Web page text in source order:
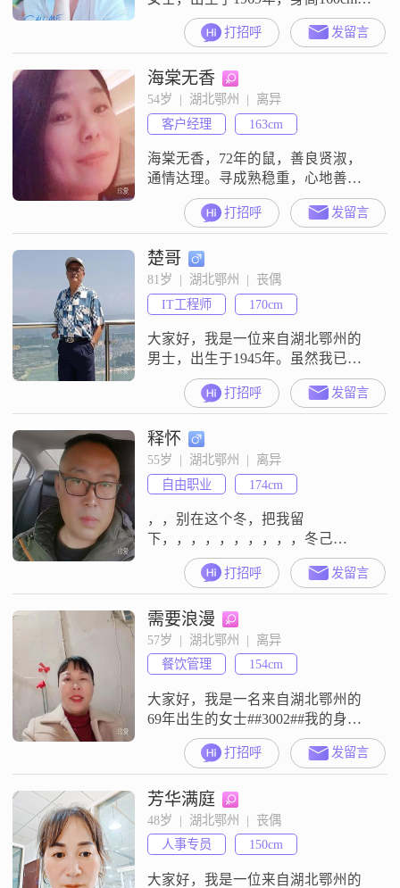
我的收入适中，每月在3000元以
下。虽然学历只是中专，但我一直
保持着学习的热情，不断提升自
己。我性格随和，容易相处，总是
面带笑容，给人一种开朗的感觉。
我温柔体贴，重视家庭，认为家庭
是生活的重心。在生活中，我勤俭
持家，注重生活品质，喜欢在音乐
的世界里寻
打招呼 发留言
海棠无香
54岁  |  湖北鄂州  |  离异
客户经理
163cm
海棠无香，72年的鼠，善良贤淑，
通情达理。寻成熟稳重，心地善
良，有责任感有担当的男士，共度
夕阳红！
打招呼 发留言
楚哥
81岁  |  湖北鄂州  |  丧偶
IT工程师
170cm
大家好，我是一位来自湖北鄂州的
男士，出生于1945年。虽然我已经
有了些许岁月的痕迹，但我相信，
我的稳重可靠和幽默风趣能让我在
生活中给您带来很多欢乐。我身高
170cm，虽然不算特别高大，但我觉
得，身高并不是衡量一个人的全部
标准。我的月收入在3001-5000元之
间，虽然不算富裕，但我能保证生
活的稳定，也能承担起应有的责任
打招呼 发留言
释怀
55岁  |  湖北鄂州  |  离异
自由职业
174cm
，，别在这个冬，把我留
下，，，，，，，，，，冬己
来，，春还会远吗！？
打招呼 发留言
需要浪漫
57岁  |  湖北鄂州  |  离异
餐饮管理
154cm
大家好，我是一名来自湖北鄂州的
69年出生的女士##3002##我的身高
是154厘米，月收入在3001到5000元
之间，学历是中专##3002##在与人
相处中，我一直秉持着真诚可靠的
原则，无论是朋友还是同事，都能
感受到我的真心相待##3002##对于
家庭，我一直认为它是生活的港
湾，所以家庭在我心中占据着非常
重要的位置##
打招呼 发留言
芳华满庭
48岁  |  湖北鄂州  |  丧偶
人事专员
150cm
大家好，我是一位来自湖北鄂州的